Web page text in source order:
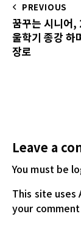
PREVIOUS
꿈꾸는 시니어
울학기 종강 하
장로
Leave a
You must be
This site uses
your